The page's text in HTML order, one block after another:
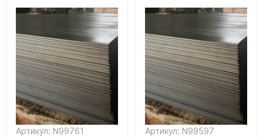
Артикул: N99761 Артикул: N99597